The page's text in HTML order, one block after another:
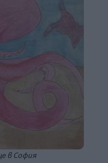
в София